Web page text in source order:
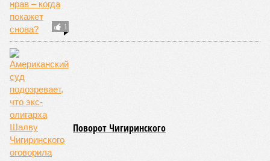
1
Поворот Чигиринского